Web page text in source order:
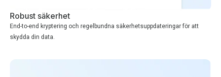
Robust säkerhet
End-to-end kryptering och regelbundna säkerhetsuppdateringar för att
skydda din data.